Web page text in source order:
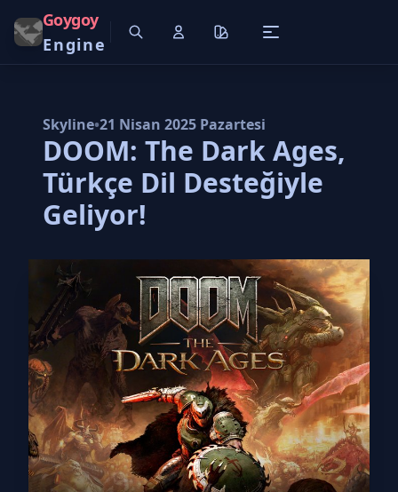
Goygoy
Engine
Skyline•21 Nisan 2025 Pazartesi
DOOM: The Dark Ages,
Türkçe Dil Desteğiyle
Geliyor!